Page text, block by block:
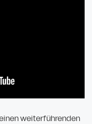
weiterführenden